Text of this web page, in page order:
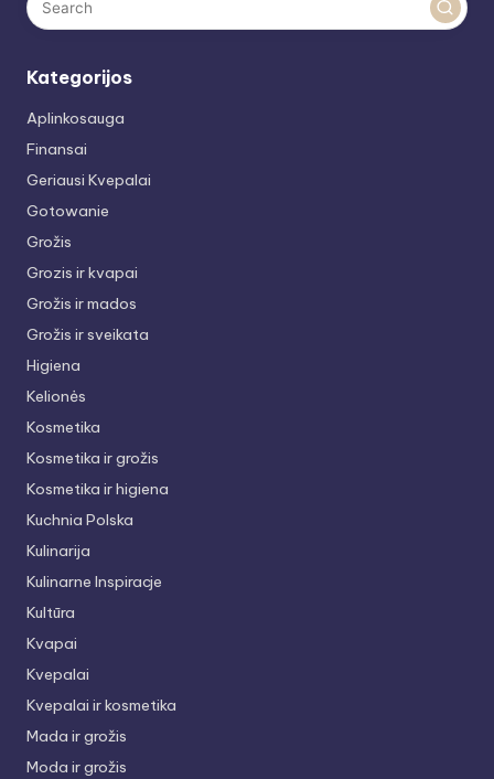
Kategorijos
Aplinkosauga
Finansai
Geriausi Kvepalai
Gotowanie
Grožis
Grozis ir kvapai
Grožis ir mados
Grožis ir sveikata
Higiena
Kelionės
Kosmetika
Kosmetika ir grožis
Kosmetika ir higiena
Kuchnia Polska
Kulinarija
Kulinarne Inspiracje
Kultūra
Kvapai
Kvepalai
Kvepalai ir kosmetika
Mada ir grožis
Moda ir grožis